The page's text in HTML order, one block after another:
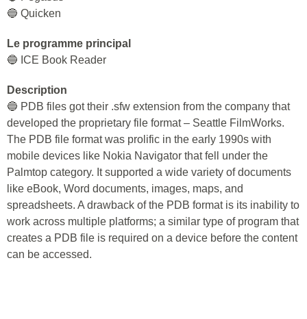
🔵 Quicken
Le programme principal
🔵 ICE Book Reader
Description
🔵 PDB files got their .sfw extension from the company that
developed the proprietary file format – Seattle FilmWorks.
The PDB file format was prolific in the early 1990s with
mobile devices like Nokia Navigator that fell under the
Palmtop category. It supported a wide variety of documents
like eBook, Word documents, images, maps, and
spreadsheets. A drawback of the PDB format is its inability to
work across multiple platforms; a similar type of program that
creates a PDB file is required on a device before the content
can be accessed.